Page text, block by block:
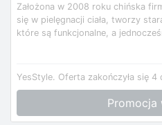
Założona w 2008 roku chińska
się w pielęgnacji ciała, tworzy
które są funkcjonalne, a
YesStyle. Oferta zakończyła się 4
Promocja